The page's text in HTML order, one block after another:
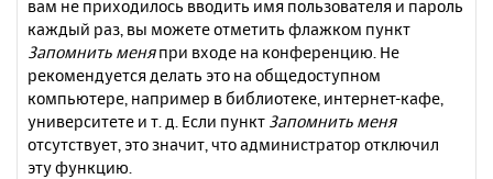
вам не приходилось вводить имя пользователя и пароль
каждый раз, вы можете отметить флажком пункт
Запомнить меняпри входе на конференцию. Не
рекомендуется делать это на общедоступном
компьютере, например в библиотеке, интернет-кафе,
университете и т. д. Если пункт Запомнить меня
отсутствует, это значит, что администратор отключил
эту функцию.